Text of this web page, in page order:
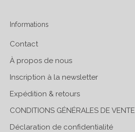
Informations
Contact
À propos de nous
Inscription à la newsletter
Expédition & retours
CONDITIONS GÉNÉRALES DE VENTE
Déclaration de confidentialité